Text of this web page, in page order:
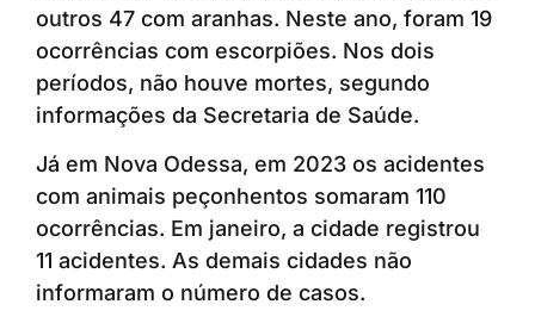
outros 47 com aranhas. Neste ano, foram 19
ocorrências com escorpiões. Nos dois
períodos, não houve mortes, segundo
informações da Secretaria de Saúde.
Já em Nova Odessa, em 2023 os acidentes
com animais peçonhentos somaram 110
ocorrências. Em janeiro, a cidade registrou
11 acidentes. As demais cidades não
informaram o número de casos.